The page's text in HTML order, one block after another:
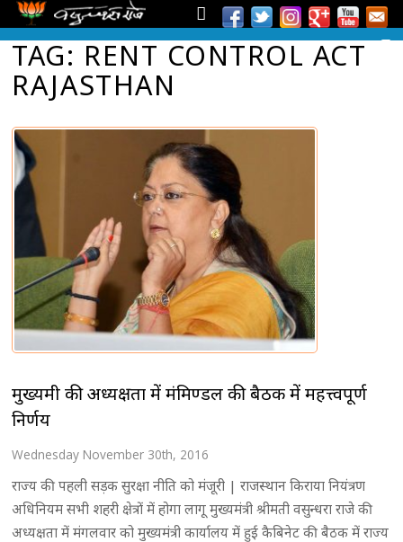
TAG: RENT CONTROL ACT
RAJASTHAN
मुख्यमंत्री की अध्यक्षता में मंत्रिमण्डल की बैठक में महत्त्वपूर्ण
निर्णय
Wednesday November 30th, 2016
राज्य की पहली सड़क सुरक्षा नीति को मंजूरी | राजस्थान किराया नियंत्रण
अधिनियम सभी शहरी क्षेत्रों में होगा लागू मुख्यमंत्री श्रीमती वसुन्धरा राजे की
अध्यक्षता में मंगलवार को मुख्यमंत्री कार्यालय में हुई कैबिनेट की बैठक में राज्य